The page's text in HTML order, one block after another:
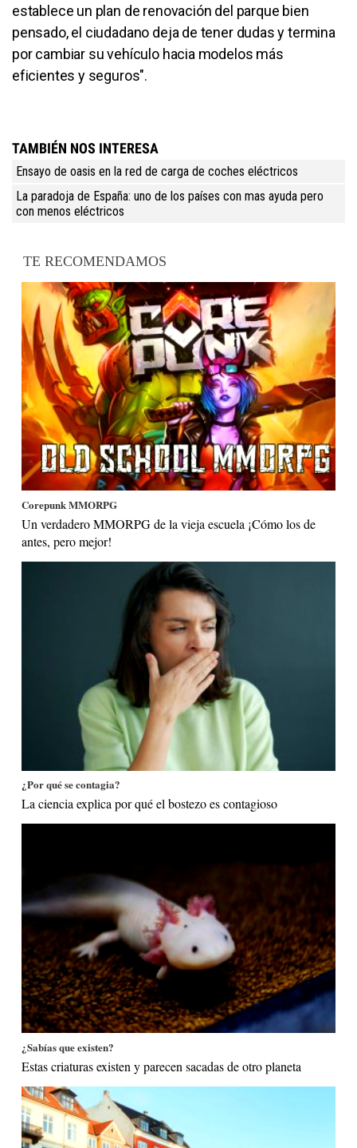
establece un plan de renovación del parque bien
pensado, el ciudadano deja de tener dudas y termina
por cambiar su vehículo hacia modelos más
eficientes y seguros".
TAMBIÉN NOS INTERESA
Ensayo de oasis en la red de carga de coches eléctricos
La paradoja de España: uno de los países con mas ayuda pero
con menos eléctricos
TE RECOMENDAMOS
Corepunk MMORPG
Un verdadero MMORPG de la vieja escuela ¡Cómo los de
antes, pero mejor!
¿Por qué se contagia?
La ciencia explica por qué el bostezo es contagioso
¿Sabías que existen?
Estas criaturas existen y parecen sacadas de otro planeta